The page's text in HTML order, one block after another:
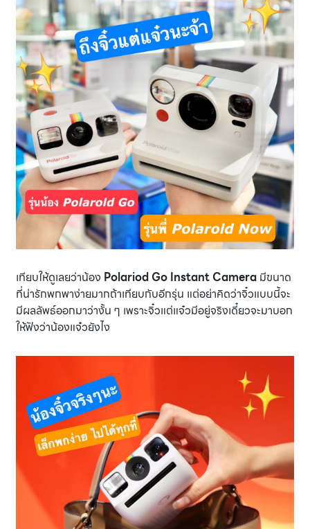
เทียบให้ดูเลยว่าน้อง Polariod Go Instant Camera มีขนาด
ที่น่ารักพกพาง่ายมากถ้าเทียบกับอีกรุ่น แต่อย่าคิดว่าจิ๋วแบบนี้จะ
มีผลลัพธ์ออกมาว่างั้น ๆ เพราะจิ๋วแต่แจ๋วมีอยู่จริงเดี๋ยวจะมาบอก
ให้ฟังว่าน้องแจ๋วยังไง